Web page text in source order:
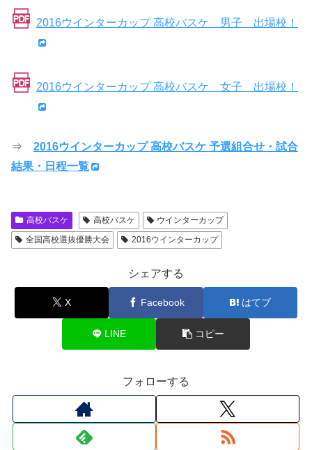
2016ウインターカップ 高校バスケ 男子 出場校！
2016ウインターカップ 高校バスケ 女子 出場校！
⇒ 2016ウインターカップ 高校バスケ 予選組合せ・試合
結果・日程一覧
高校バスケ 高校バスケ
ウインターカップ
全国高校選抜優勝大会
2016ウインターカップ
シェアする
X Facebook はてブ
LINE コピー
フォローする